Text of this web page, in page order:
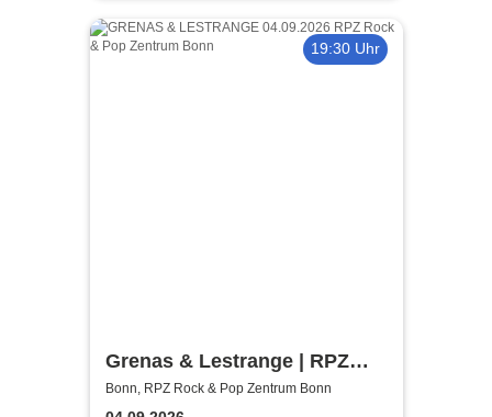
19:30 Uhr
Grenas & Lestrange | RPZ
Rock & Pop Zentrum Bonn
Bonn, RPZ Rock & Pop Zentrum Bonn